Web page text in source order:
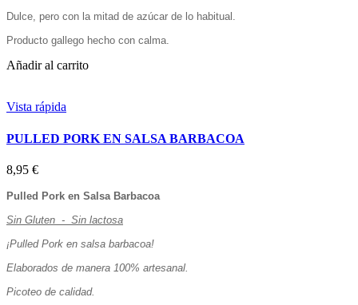
Dulce, pero con la mitad de azúcar de lo habitual.
Producto gallego hecho con calma.
Añadir al carrito
Vista rápida
PULLED PORK EN SALSA BARBACOA
8,95 €
Pulled Pork en Salsa Barbacoa
Sin Gluten - Sin lactosa
¡Pulled Pork en salsa barbacoa!
Elaborados de manera 100% artesanal.
Picoteo de calidad.